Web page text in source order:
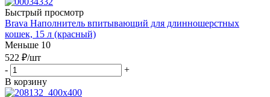
Быстрый просмотр
Brava Наполнитель впитывающий для длинношерстных
кошек, 15 л (красный)
Меньше 10
522 ₽/шт
-
+
В корзину